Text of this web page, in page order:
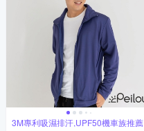
3M專利吸濕排汗,UPF50機車族推薦